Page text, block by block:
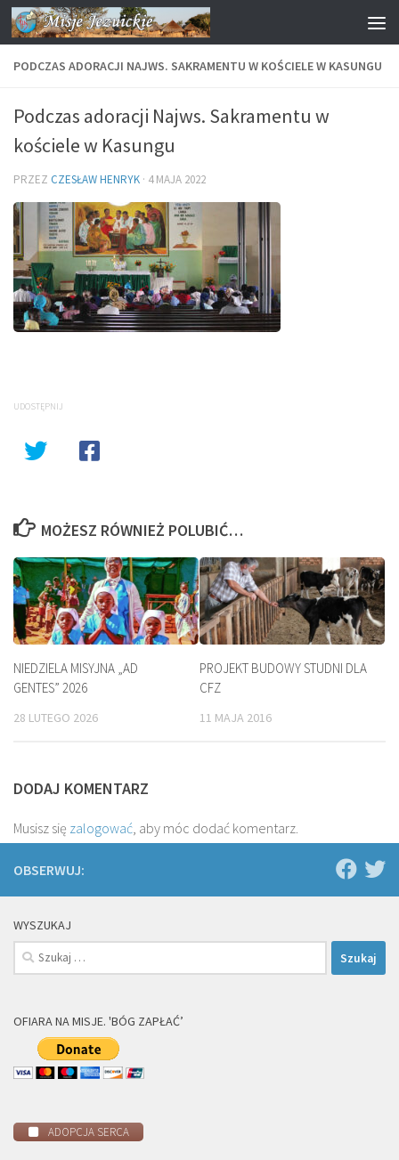
Przejdź do treści
PODCZAS ADORACJI NAJWS. SAKRAMENTU W KOŚCIELE W KASUNGU
Podczas adoracji Najws. Sakramentu w
kościele w Kasungu
PRZEZ CZESŁAW HENRYK · 4 MAJA 2022
UDOSTĘPNIJ
MOŻESZ RÓWNIEŻ POLUBIĆ…
NIEDZIELA MISYJNA „AD
GENTES” 2026
28 LUTEGO 2026
PROJEKT BUDOWY STUDNI DLA
CFZ
11 MAJA 2016
DODAJ KOMENTARZ
Musisz się zalogować, aby móc dodać komentarz.
OBSERWUJ:
WYSZUKAJ
Szukaj:
OFIARA NA MISJE. 'BÓG ZAPŁAĆ’
ADOPCJA SERCA